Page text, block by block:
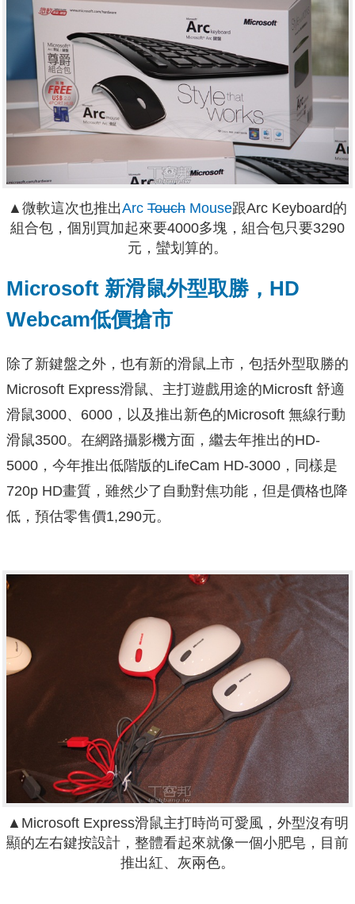
▲微軟這次也推出Arc Touch Mouse跟Arc Keyboard的
組合包，個別買加起來要4000多塊，組合包只要3290
元，蠻划算的。
Microsoft 新滑鼠外型取勝，HD
Webcam低價搶市
除了新鍵盤之外，也有新的滑鼠上市，包括外型取勝的
Microsoft Express滑鼠、主打遊戲用途的Microsft 舒適
滑鼠3000、6000，以及推出新色的Microsoft 無線行動
滑鼠3500。在網路攝影機方面，繼去年推出的HD-
5000，今年推出低階版的LifeCam HD-3000，同樣是
720p HD畫質，雖然少了自動對焦功能，但是價格也降
低，預估零售價1,290元。
▲Microsoft Express滑鼠主打時尚可愛風，外型沒有明
顯的左右鍵按設計，整體看起來就像一個小肥皂，目前
推出紅、灰兩色。